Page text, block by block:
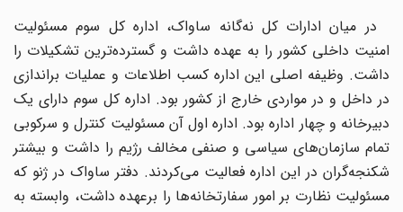
در میان ادارات کل نه‌گانه ساواک، اداره کل سوم مسئولیت
امنیت داخلی کشور را به عهده داشت و گسترده‌ترین تشکیلات را
داشت. وظیفه اصلی این اداره کسب اطلاعات و عملیات براندازی
در داخل و در مواردی خارج از کشور بود. اداره کل سوم دارای یک
دبیرخانه و چهار اداره بود. اداره اول آن مسئولیت کنترل و سرکوبی
تمام سازمان‌های سیاسی و صنفی مخالف رژیم را داشت و بیشتر
شکنجه‌گران در این اداره فعالیت می‌کردند. دفتر ساواک در ژنو که
مسئولیت نظارت بر امور سفارتخانه‌ها را برعهده داشت، وابسته به